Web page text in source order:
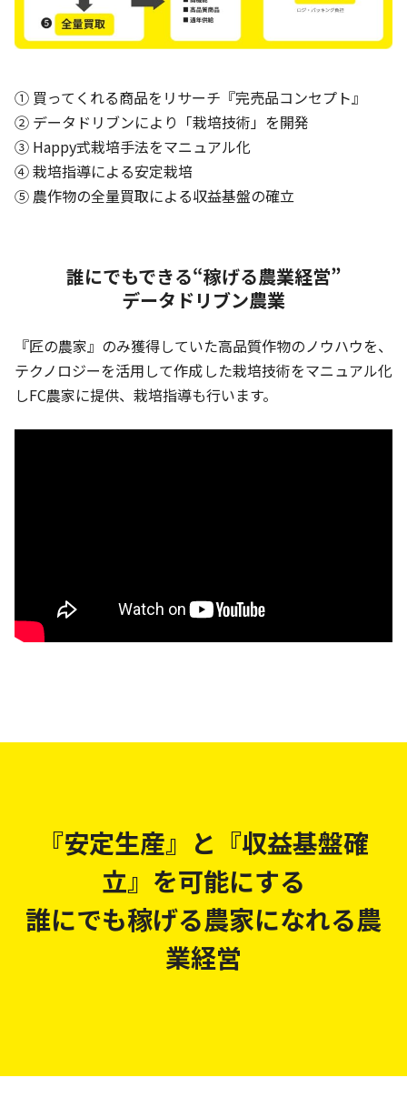
① 買ってくれる商品をリサーチ『完売品コンセプト』
② データドリブンにより「栽培技術」を開発
③ Happy式栽培手法をマニュアル化
④ 栽培指導による安定栽培
⑤ 農作物の全量買取による収益基盤の確立
誰にでもできる“稼げる農業経営”
データドリブン農業
『匠の農家』のみ獲得していた高品質作物のノウハウを、
テクノロジーを活用して作成した栽培技術をマニュアル化
しFC農家に提供、栽培指導も行います。
『安定生産』と『収益基盤確
立』を可能にする
誰にでも稼げる農家になれる農
業経営